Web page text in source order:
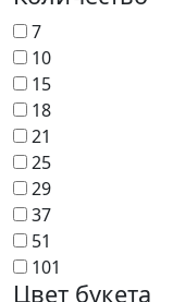
7
10
15
18
21
25
29
37
51
101
Цвет букета